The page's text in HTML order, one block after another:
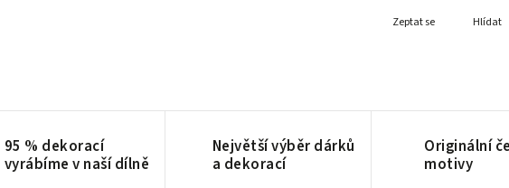
Zeptat se Hlídat
95 % dekorací
vyrábíme v naší dílně
Největší výběr dárků
a dekorací
Originální
motivy